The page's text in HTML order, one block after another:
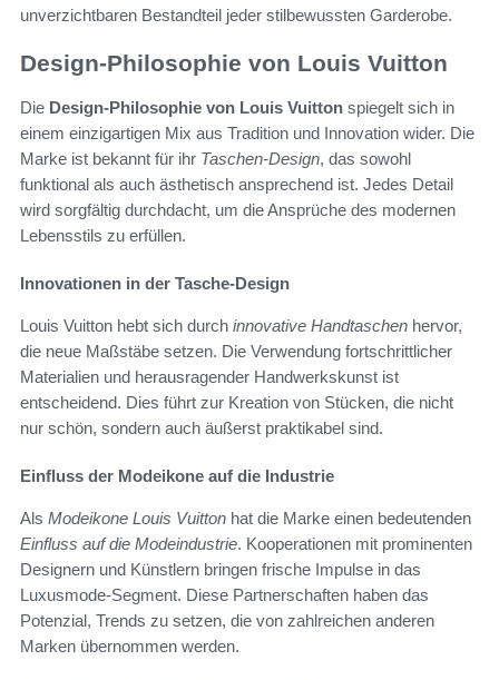
unverzichtbaren Bestandteil jeder stilbewussten Garderobe.
Design-Philosophie von Louis Vuitton
Die Design-Philosophie von Louis Vuitton spiegelt sich in
einem einzigartigen Mix aus Tradition und Innovation wider. Die
Marke ist bekannt für ihr Taschen-Design, das sowohl
funktional als auch ästhetisch ansprechend ist. Jedes Detail
wird sorgfältig durchdacht, um die Ansprüche des modernen
Lebensstils zu erfüllen.
Innovationen in der Tasche-Design
Louis Vuitton hebt sich durch innovative Handtaschen hervor,
die neue Maßstäbe setzen. Die Verwendung fortschrittlicher
Materialien und herausragender Handwerkskunst ist
entscheidend. Dies führt zur Kreation von Stücken, die nicht
nur schön, sondern auch äußerst praktikabel sind.
Einfluss der Modeikone auf die Industrie
Als Modeikone Louis Vuitton hat die Marke einen bedeutenden
Einfluss auf die Modeindustrie. Kooperationen mit prominenten
Designern und Künstlern bringen frische Impulse in das
Luxusmode-Segment. Diese Partnerschaften haben das
Potenzial, Trends zu setzen, die von zahlreichen anderen
Marken übernommen werden.